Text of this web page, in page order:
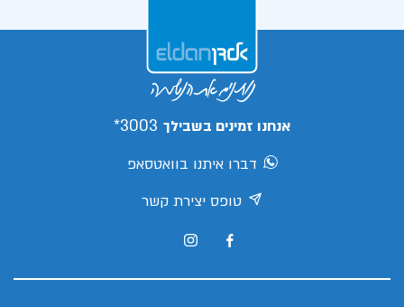
אנחנו זמינים בשבילך 3003*
דברו איתנו בוואטסאפ
טופס יצירת קשר